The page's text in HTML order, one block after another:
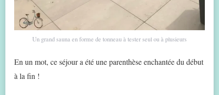
Un grand sauna en forme de tonneau à tester seul ou à plusieurs
En un mot, ce séjour a été une parenthèse enchantée du début
à la fin !